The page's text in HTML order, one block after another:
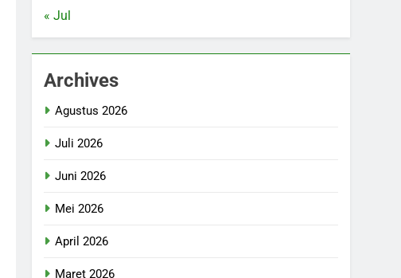
« Jul
Archives
Agustus 2026
Juli 2026
Juni 2026
Mei 2026
April 2026
Maret 2026